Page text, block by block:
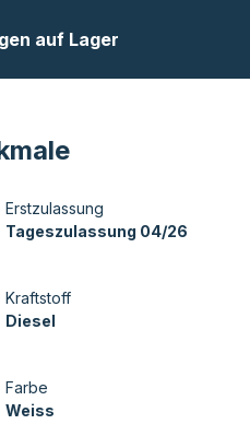
auf Lager
Erstzulassung
Tageszulassung 04/26
Kraftstoff
Diesel
Farbe
Weiss